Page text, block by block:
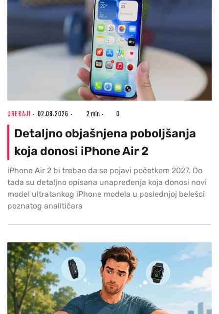
UREĐAJI 02.08.2026 2 min 0
Detaljno objašnjena poboljšanja
koja donosi iPhone Air 2
iPhone Air 2 bi trebao da se pojavi početkom 2027. Do
tada su detaljno opisana unapređenja koja donosi novi
model ultratankog iPhone modela u poslednjoj belešci
poznatog analitičara